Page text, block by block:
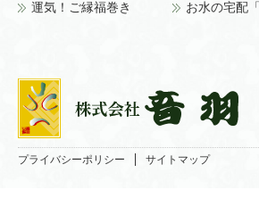
運気！ご縁福巻き お水の宅配
プライバシーポリシー サイトマップ